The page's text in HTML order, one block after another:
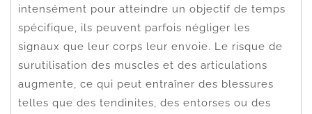
intensément pour atteindre un objectif de temps
spécifique, ils peuvent parfois négliger les
signaux que leur corps leur envoie. Le risque de
surutilisation des muscles et des articulations
augmente, ce qui peut entraîner des blessures
telles que des tendinites, des entorses ou des